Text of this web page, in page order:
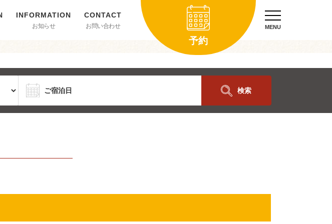
お知らせ お問い合わせ
予約
MENU
検索